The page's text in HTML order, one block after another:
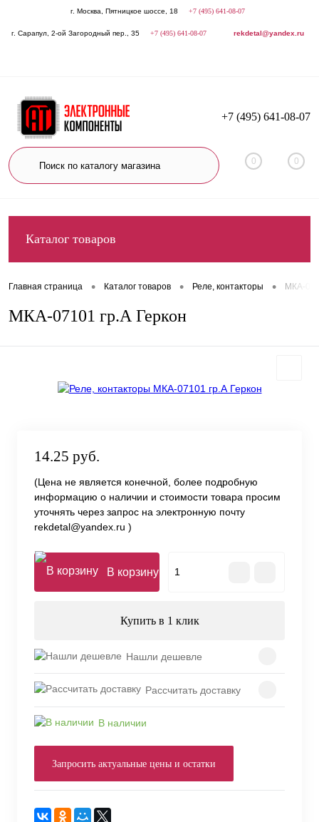
г. Москва, Пятницкое шоссе, 18 +7 (495) 641-08-07
г. Сарапул, 2-ой Загородный пер., 35 +7 (495) 641-08-07 rekdetal@yandex.ru
+7 (495) 641-08-07
0 0
Каталог товаров
Главная страница • Каталог товаров • Реле, контакторы • МКА-
МКА-07101 гр.А Геркон
14.25 руб.
(Цена не является конечной, более подробную
информацию о наличии и стоимости товара просим
уточнять через запрос на электронную почту
rekdetal@yandex.ru )
В корзину
Купить в 1 клик
Нашли дешевле
Рассчитать доставку
В наличии
Запросить актуальные цены и остатки